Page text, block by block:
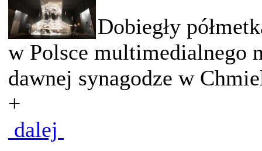
Dobiegły
w Polsce multimedialnego
dawnej synagodze w
+
dalej